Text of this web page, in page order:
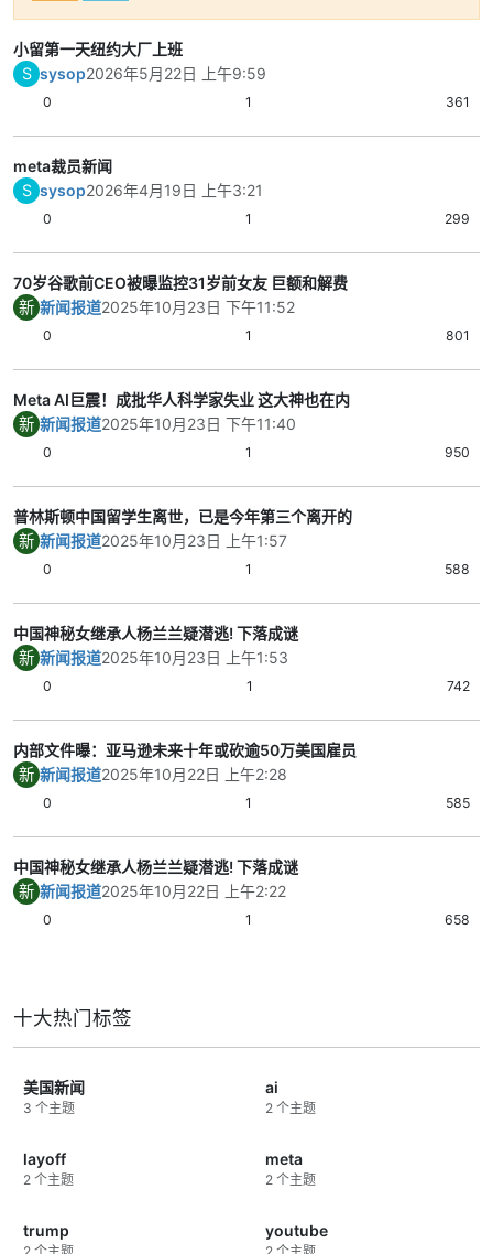
小留第一天纽约大厂上班
S sysop2026年5月22日 上午9:59
0 1 361
meta裁员新闻
S sysop2026年4月19日 上午3:21
0 1 299
70岁谷歌前CEO被曝监控31岁前女友 巨额和解费
新 新闻报道2025年10月23日 下午11:52
0 1 801
Meta AI巨震！成批华人科学家失业 这大神也在内
新 新闻报道2025年10月23日 下午11:40
0 1 950
普林斯顿中国留学生离世，已是今年第三个离开的
新 新闻报道2025年10月23日 上午1:57
0 1 588
中国神秘女继承人杨兰兰疑潜逃! 下落成谜
新 新闻报道2025年10月23日 上午1:53
0 1 742
内部文件曝：亚马逊未来十年或砍逾50万美国雇员
新 新闻报道2025年10月22日 上午2:28
0 1 585
中国神秘女继承人杨兰兰疑潜逃! 下落成谜
新 新闻报道2025年10月22日 上午2:22
0 1 658
十大热门标签
美国新闻
3 个主题
ai
2 个主题
layoff
2 个主题
meta
2 个主题
trump youtube